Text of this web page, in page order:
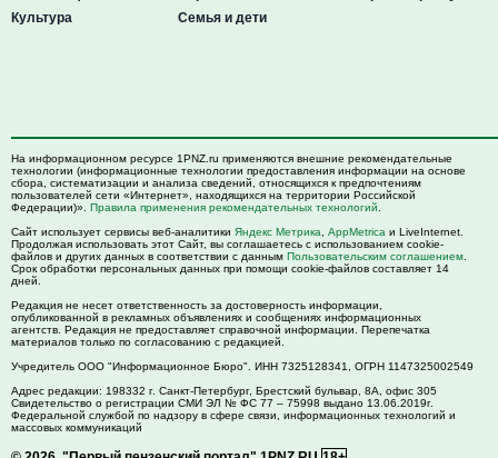
Культура
Семья и дети
На информационном ресурсе 1PNZ.ru применяются внешние рекомендательные
технологии (информационные технологии предоставления информации на основе
сбора, систематизации и анализа сведений, относящихся к предпочтениям
пользователей сети «Интернет», находящихся на территории Российской
Федерации)». Правила применения рекомендательных технологий
Сайт использует сервисы веб-аналитики Яндекс Метрика AppMetrica и LiveInternet.
Продолжая использовать этот Сайт, вы соглашаетесь с использованием cookie-
файлов и других данных в соответствии с данным Пользовательским соглашением
Срок обработки персональных данных при помощи cookie-файлов составляет 14
дней.
Редакция не несет ответственность за достоверность информации,
опубликованной в рекламных объявлениях и сообщениях информационных
агентств. Редакция не предоставляет справочной информации. Перепечатка
материалов только по согласованию с редакцией.
Учредитель ООО "Информационное Бюро". ИНН 7325128341, ОГРН 1147325002549
Адрес редакции: 198332 г. Санкт-Петербург, Брестский бульвар, 8А, офис 305
Свидетельство о регистрации СМИ ЭЛ № ФС 77 – 75998 выдано 13.06.2019г.
Федеральной службой по надзору в сфере связи, информационных технологий и
массовых коммуникаций